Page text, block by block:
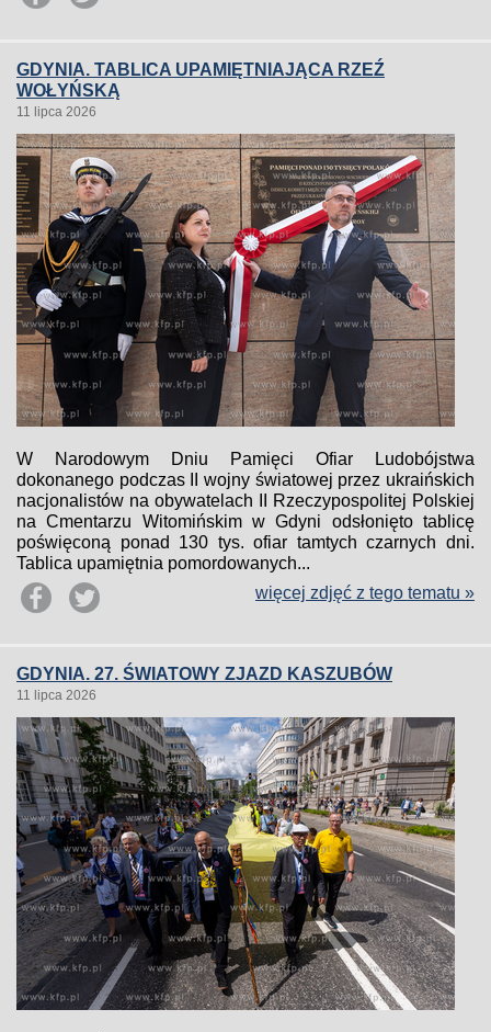
GDYNIA. TABLICA UPAMIĘTNIAJĄCA RZEŹ
WOŁYŃSKĄ
11 lipca 2026
W Narodowym Dniu Pamięci Ofiar Ludobójstwa
dokonanego podczas II wojny światowej przez ukraińskich
nacjonalistów na obywatelach II Rzeczypospolitej Polskiej
na Cmentarzu Witomińskim w Gdyni odsłonięto tablicę
poświęconą ponad 130 tys. ofiar tamtych czarnych dni.
Tablica upamiętnia pomordowanych...
więcej zdjęć z tego tematu »
GDYNIA. 27. ŚWIATOWY ZJAZD KASZUBÓW
11 lipca 2026